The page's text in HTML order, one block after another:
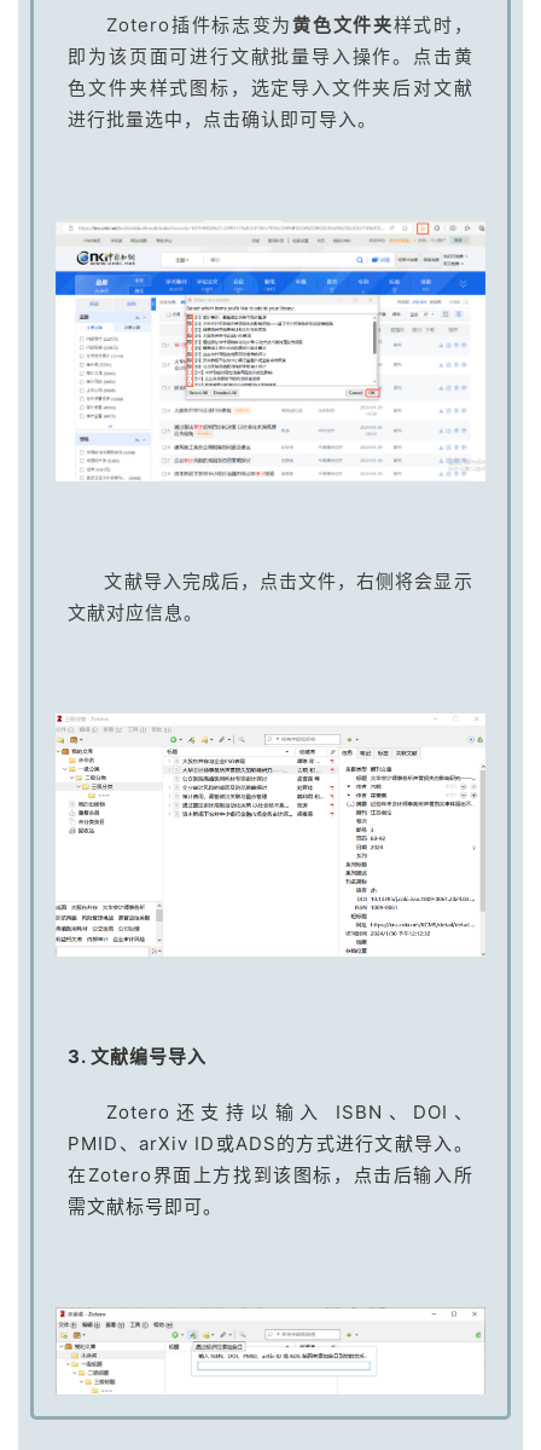
Zotero插件标志变为黄色文件夹样式时，
即为该页面可进行文献批量导入操作。点击黄
色文件夹样式图标，选定导入文件夹后对文献
进行批量选中，点击确认即可导入。
文献导入完成后，点击文件，右侧将会显示
文献对应信息。
3. 文献编号导入
Zotero还支持以输入 ISBN、DOI、
PMID、arXiv ID或ADS的方式进行文献导入。
在Zotero界面上方找到该图标，点击后输入所
需文献标号即可。